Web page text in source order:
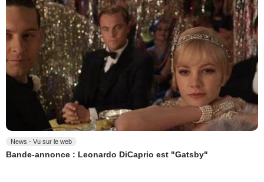
News - Vu sur le web
Bande-annonce : Leonardo DiCaprio est "Gatsby"